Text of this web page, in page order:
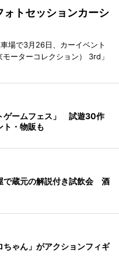
トセッションカーシ
場で3月26日、カーイベント
ーターコレクション） 3rd」
ゲームフェス」 試遊30作
ト・物販も
で蔵元の解説付き試飲会 酒
ちゃん」がアクションフィギ